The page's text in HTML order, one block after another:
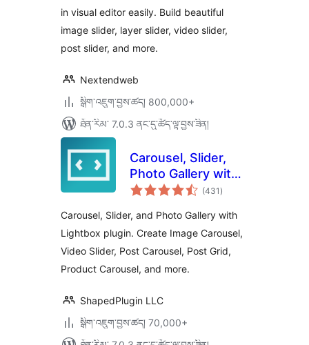
in visual editor easily. Build beautiful
image slider, layer slider, video slider,
post slider, and more.
Nextendweb
སྒྲིག་འཇུག་བྱས་ཚད། 800,000+
ཐོན་རིམ་ 7.0.3 ནང་དུ་ཚོད་ལྟ་བྱས་ཟིན།
Carousel, Slider,
Photo Gallery with
Lightbox, Video
Carousel
(431 གདེང་
འཇོག་
ཚང་།
)
Carousel, Slider, and Photo Gallery with
Lightbox plugin. Create Image Carousel,
Video Slider, Post Carousel, Post Grid,
Product Carousel, and more.
ShapedPlugin LLC
སྒྲིག་འཇུག་བྱས་ཚད། 70,000+